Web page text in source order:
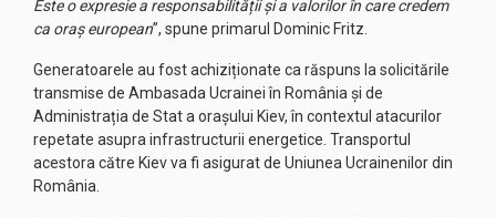
Este o expresie a responsabilității și a valorilor în care credem
ca oraș european”, spune primarul Dominic Fritz.
Generatoarele au fost achiziționate ca răspuns la solicitările
transmise de Ambasada Ucrainei în România și de
Administrația de Stat a orașului Kiev, în contextul atacurilor
repetate asupra infrastructurii energetice. Transportul
acestora către Kiev va fi asigurat de Uniunea Ucrainenilor din
România.